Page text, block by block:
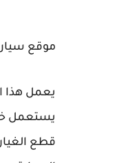
موقع
يعمل هذا
يستعمل
قطع